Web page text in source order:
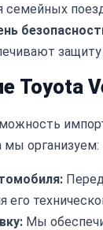
семейных
Toyota
мы организуем:
его
Мы